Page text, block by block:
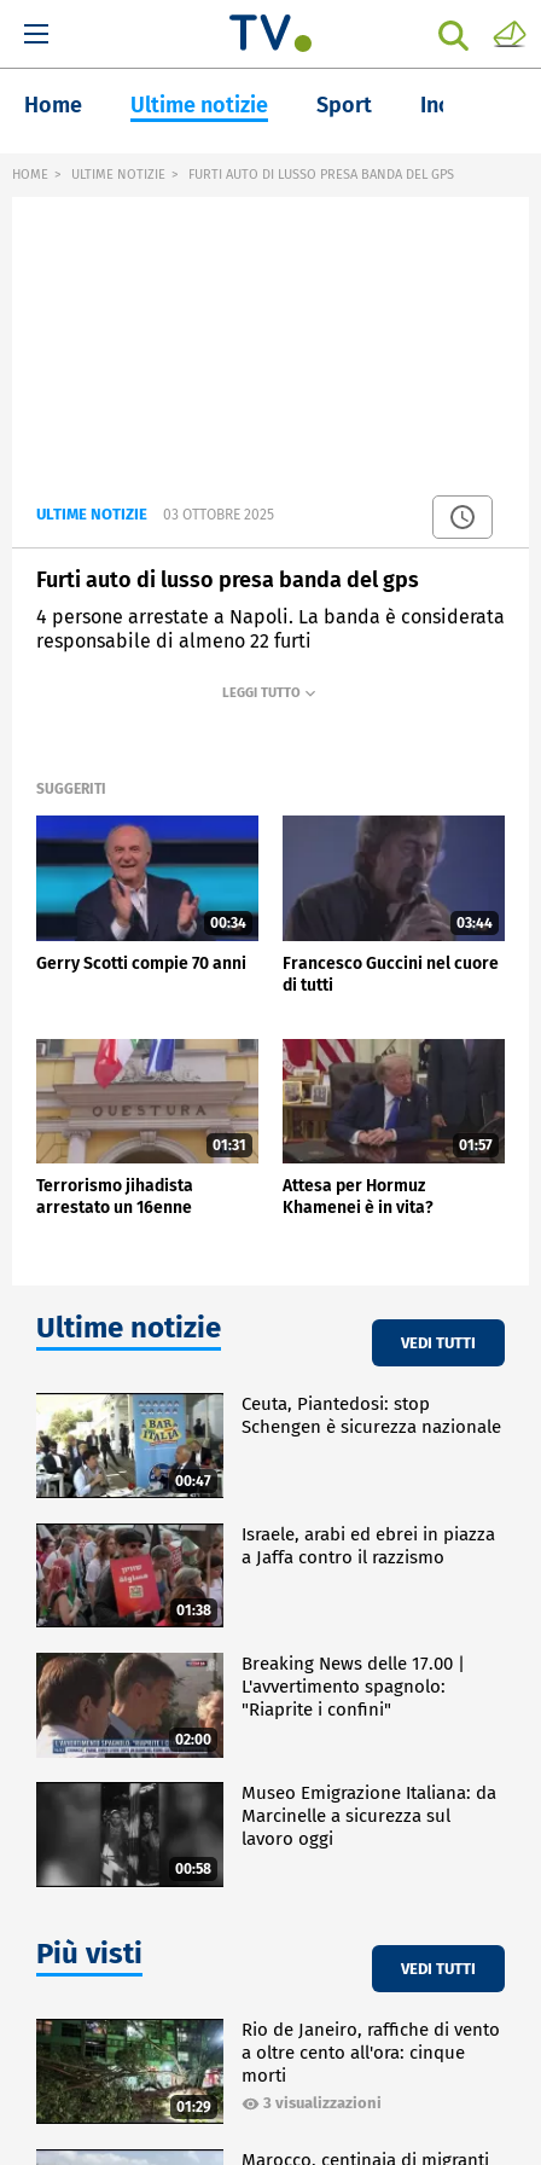
Home Ultime notizie Sport Inchieste
HOME ULTIME NOTIZIE FURTI AUTO DI LUSSO PRESA BANDA DEL GPS
ULTIME NOTIZIE 03 OTTOBRE 2025
Furti auto di lusso presa banda del gps
4 persone arrestate a Napoli. La banda è considerata
responsabile di almeno 22 furti
SUGGERITI
00:34
Gerry Scotti compie 70 anni
03:44
Francesco Guccini nel cuore
di tutti
01:31
Terrorismo jihadista
arrestato un 16enne
01:57
Attesa per Hormuz
Khamenei è in vita?
Ultime notizie VEDI TUTTI
00:47
Ceuta, Piantedosi: stop
Schengen è sicurezza nazionale
01:38
Israele, arabi ed ebrei in piazza
a Jaffa contro il razzismo
02:00
Breaking News delle 17.00 |
L'avvertimento spagnolo:
"Riaprite i confini"
00:58
Museo Emigrazione Italiana: da
Marcinelle a sicurezza sul
lavoro oggi
Più visti VEDI TUTTI
01:29
Rio de Janeiro, raffiche di vento
a oltre cento all'ora: cinque
morti
3 visualizzazioni
Marocco, centinaia di migranti